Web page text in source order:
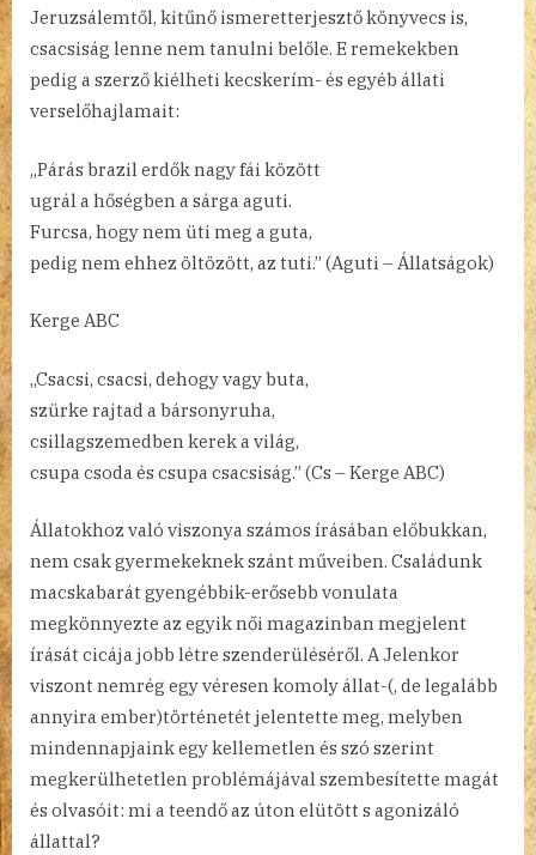
Jeruzsálemtől, kitűnő ismeretterjesztő könyvecs is,
csacsiság lenne nem tanulni belőle. E remekekben
pedig a szerző kiélheti kecskerím- és egyéb állati
verselőhajlamait:
„Párás brazil erdők nagy fái között
ugrál a hőségben a sárga aguti.
Furcsa, hogy nem üti meg a guta,
pedig nem ehhez öltözött, az tuti.” (Aguti – Állatságok)
Kerge ABC
„Csacsi, csacsi, dehogy vagy buta,
szürke rajtad a bársonyruha,
csillagszemedben kerek a világ,
csupa csoda és csupa csacsiság.” (Cs – Kerge ABC)
Állatokhoz való viszonya számos írásában előbukkan,
nem csak gyermekeknek szánt műveiben. Családunk
macskabarát gyengébbik-erősebb vonulata
megkönnyezte az egyik női magazinban megjelent
írását cicája jobb létre szenderüléséről. A Jelenkor
viszont nemrég egy véresen komoly állat-(, de legalább
annyira ember)történetét jelentette meg, melyben
mindennapjaink egy kellemetlen és szó szerint
megkerülhetetlen problémájával szembesítette magát
és olvasóit: mi a teendő az úton elütött s agonizáló
állattal?